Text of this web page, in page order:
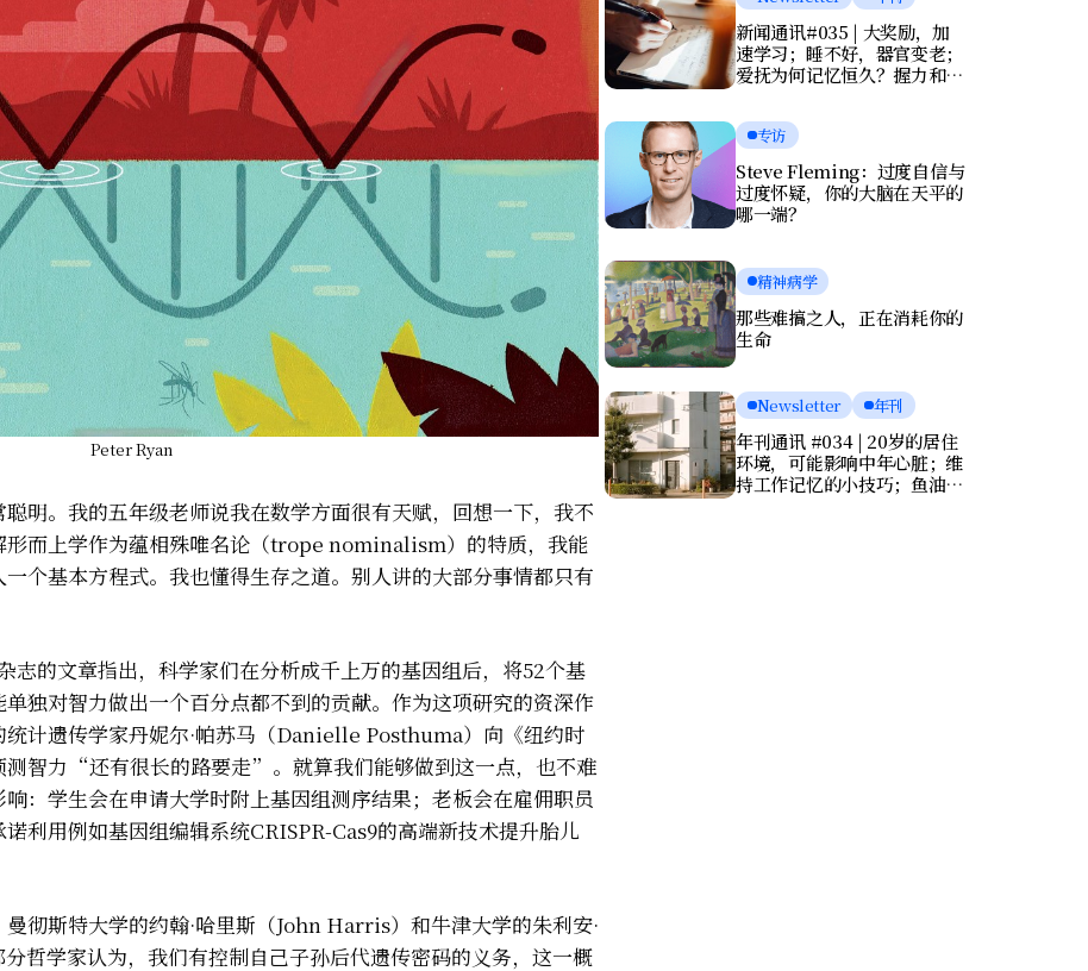
Peter Ryan
明。我的五年级老师说我在数学方面很有天赋，回想一下，我不
形而上学作为蕴相殊唯名论（trope nominalism）的特质，我能
个基本方程式。我也懂得生存之道。别人讲的大部分事情都只有
志的文章指出，科学家们在分析成千上万的基因组后，将52个基
独对智力做出一个百分点都不到的贡献。作为这项研究的资深作
计遗传学家丹妮尔·帕苏马（Danielle Posthuma）向《纽约时
测智力“还有很长的路要走”。就算我们能够做到这一点，也不难
：学生会在申请大学时附上基因组测序结果；老板会在雇佣职员
利用例如基因组编辑系统CRISPR-Cas9的高端新技术提升胎儿
彻斯特大学的约翰·哈里斯（John Harris）和牛津大学的朱利安·
哲学家认为，我们有控制自己子孙后代遗传密码的义务，这一概
新闻通讯#035 | 大奖励，加
速学习；睡不好，器官变老；
爱抚为何记忆恒久？握力和写
专访
Steve Fleming：过度自信与
过度怀疑，你的大脑在天平的
哪一端？
精神病学
那些难搞之人，正在消耗你的
生命
Newsletter 年刊
年刊通讯 #034 | 20岁的居住
环境，可能影响中年心脏；维
持工作记忆的小技巧；鱼油竟